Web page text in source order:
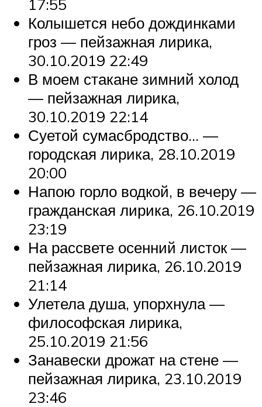
17:55
Колышется небо дождинками
гроз — пейзажная лирика,
30.10.2019 22:49
В моем стакане зимний холод
— пейзажная лирика,
30.10.2019 22:14
Суетой сумасбродство… —
городская лирика, 28.10.2019
20:00
Напою горло водкой, в вечеру —
гражданская лирика, 26.10.2019
23:19
На рассвете осенний листок —
пейзажная лирика, 26.10.2019
21:14
Улетела душа, упорхнула —
философская лирика,
25.10.2019 21:56
Занавески дрожат на стене —
пейзажная лирика, 23.10.2019
23:46